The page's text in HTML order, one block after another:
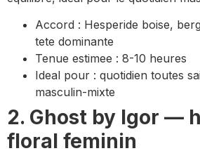
Accord : Hesperide boise,
tete dominante
Tenue estimee : 8-10 heures
Ideal pour : quotidien toutes
masculin-mixte
2. Ghost by Igor —
floral feminin